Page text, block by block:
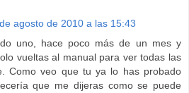
agosto de 2010 a las 15:43
uno, hace poco más de un mes y
vueltas al manual para ver todas las
Como veo que tu ya lo has probado
que me dijeras como se puede